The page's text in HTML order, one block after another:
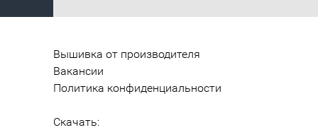
Вышивка от производителя
Вакансии
Политика конфиденциальности
Скачать: